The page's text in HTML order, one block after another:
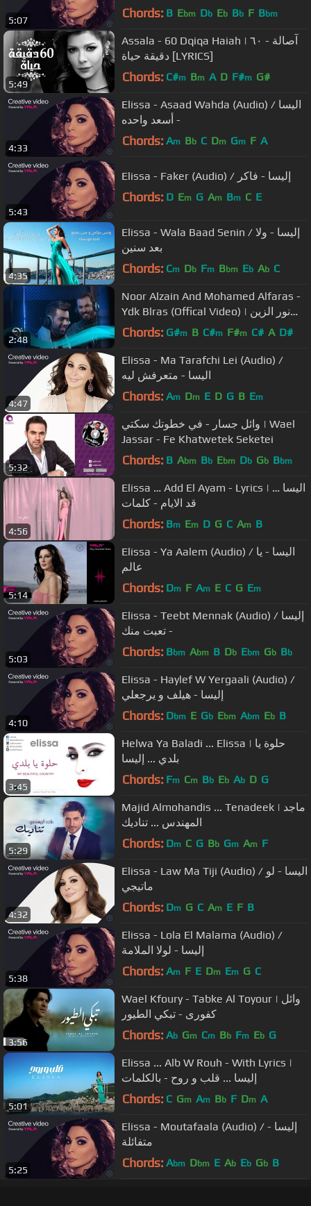
5:07 Chords: B Ebm Db Eb Bb F Bbm
5:49
Assala - 60 Dqiqa Haiah | آصالة - ٦٠
دقيقة حياة [LYRICS]
Chords: C#m Bm A D F#m G#
4:33
Elissa - Asaad Wahda (Audio) / اليسا
- أسعد واحده
Chords: Am Bb C Dm Gm F A
5:43
Elissa - Faker (Audio) / إليسا - فاكر
Chords: D Em G Am Bm C E
4:35
Elissa - Wala Baad Senin / إليسا - ولا
بعد سنين
Chords: Cm Db Fm Bbm Eb Ab C
2:48
Noor Alzain And Mohamed Alfaras -
Ydk Blras (Offical Video) | نور الزين
ومحمد الفارس - يدك بالراس
Chords: G#m B C#m F#m C# A D#
4:47
Elissa - Ma Tarafchi Lei (Audio) /
اليسا - متعرفش ليه
Chords: Am Dm E D G B Em
5:32
وائل جسار - في خطوتك سكتي | Wael
Jassar - Fe Khatwetek Seketei
Chords: B Abm Bb Ebm Db Gb Bbm
4:56
Elissa … Add El Ayam - Lyrics | اليسا …
قد الايام - كلمات
Chords: Bm Em D G C Am B
5:14
Elissa - Ya Aalem (Audio) / اليسا - يا
عالم
Chords: Dm F Am E C G Em
5:03
Elissa - Teebt Mennak (Audio) / إليسا
- تعبت منك
Chords: Bbm Abm B Db Ebm Gb Bb
4:10
Elissa - Haylef W Yergaali (Audio) /
إليسا - هيلف و يرجعلي
Chords: Dbm E Gb Ebm Abm Eb B
3:45
Helwa Ya Baladi ... Elissa | حلوة يا
بلدي ... إليسا
Chords: Fm Cm Bb Eb Ab D G
5:29
Majid Almohandis ... Tenadeek | ماجد
المهندس ... تناديك
Chords: Dm C G Bb Gm Am F
4:32
Elissa - Law Ma Tiji (Audio) / اليسا - لو
ماتيجي
Chords: Dm G C Am E F B
5:38
Elissa - Lola El Malama (Audio) /
إليسا - لولا الملامة
Chords: Am F E Dm Em G C
3:56
Wael Kfoury - Tabke Al Toyour | وائل
كفورى - تبكي الطيور
Chords: Ab Gm Cm Bb Fm Eb G
5:01
Elissa ... Alb W Rouh - With Lyrics |
إليسا ... قلب و روح - بالكلمات
Chords: C Gm Am Bb F Dm A
5:25
Elissa - Moutafaala (Audio) / إليسا -
متفائلة
Chords: Abm Dbm E Ab Eb Gb B